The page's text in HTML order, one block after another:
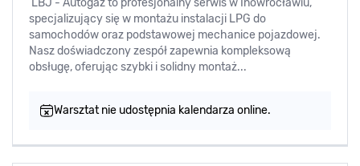
LBJ - Autogaz to profesjonalny serwis w Inowrocławiu,
specjalizujący się w montażu instalacji LPG do
samochodów oraz podstawowej mechanice pojazdowej.
Nasz doświadczony zespół zapewnia kompleksową
obsługę, oferując szybki i solidny montaż...
Warsztat nie udostępnia kalendarza online.